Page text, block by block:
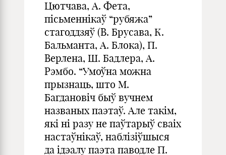
Цютчава, А. Фета,
пісьменнікаў “рубяжа”
стагоддзяў (В. Брусава, К.
Бальманта, А. Блока), П.
Верлена, Ш. Бадлера, А.
Рэмбо. “Умоўна можна
прызнаць, што М.
Багдановіч быў вучнем
названых паэтаў. Але такім,
які ні разу не паўтарыў сваіх
настаўнікаў, наблізіўшыся
да ідэалу паэта паводле П.